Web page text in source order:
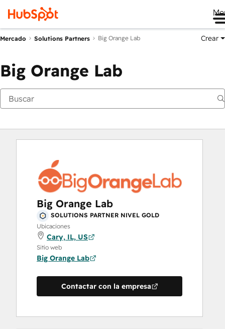
Mercado Solutions Partners Big Orange Lab Crear
Big Orange Lab
Big Orange Lab
SOLUTIONS PARTNER NIVEL GOLD
Ubicaciones
Cary, IL, US
Sitio web
Big Orange Lab
Contactar con la empresa